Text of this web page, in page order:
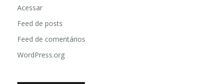
Acessar
Feed de posts
Feed de comentários
WordPress.org